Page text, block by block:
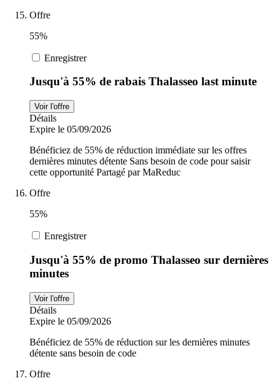
Offre
55%
Enregistrer
Jusqu'à 55% de rabais Thalasseo last minute
Voir l'offre
Détails
Expire le 05/09/2026
Bénéficiez de 55% de réduction immédiate sur les offres
dernières minutes détente Sans besoin de code pour saisir
cette opportunité Partagé par MaReduc
Offre
55%
Enregistrer
Jusqu'à 55% de promo Thalasseo sur dernières
minutes
Voir l'offre
Détails
Expire le 05/09/2026
Bénéficiez de 55% de réduction sur les dernières minutes
détente sans besoin de code
Offre